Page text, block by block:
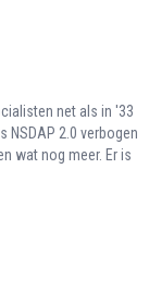
net als in '33
NSDAP 2.0 verbogen
wat nog meer. Er is